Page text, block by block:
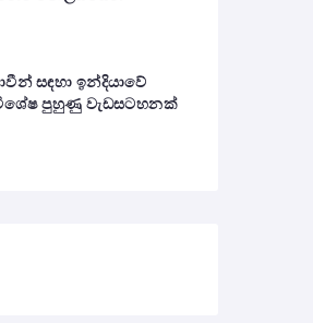
සඳහා ඉන්දියාවේ
විශේෂ පුහුණු වැඩසටහනක්